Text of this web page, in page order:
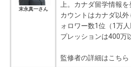
末永真一さん
上。カナダ留学情報
カウントはカナダ以
ォロワー数1位（1万
プレッションは400万
監修者の詳細はこちら